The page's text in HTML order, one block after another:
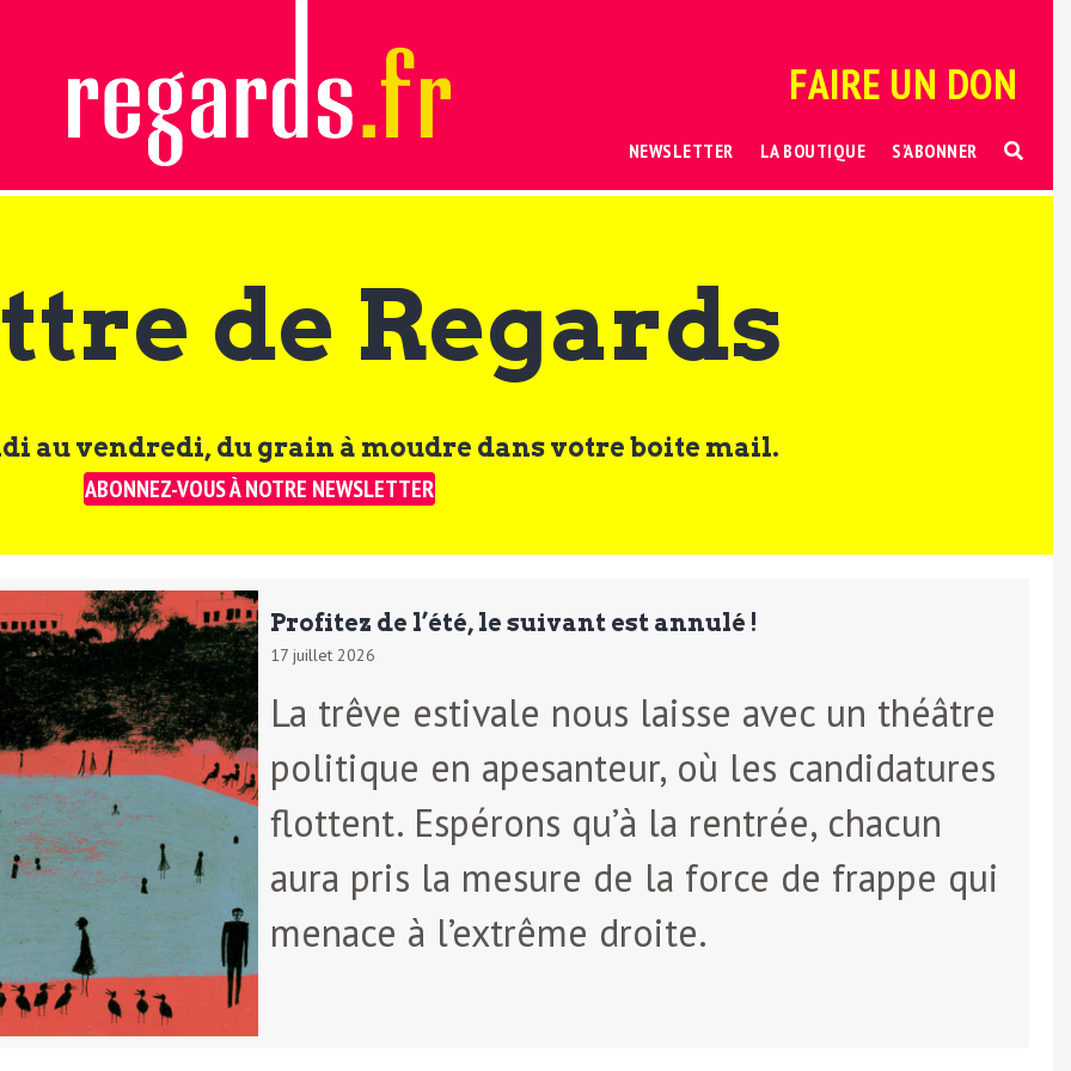
FAIRE UN DON
NEWSLETTER LA BOUTIQUE S’ABONNER
de Regards
au vendredi, du grain à moudre dans votre boite mail.
ABONNEZ-VOUS À NOTRE NEWSLETTER
Profitez de l’été, le suivant est annulé !
17 juillet 2026
La trêve estivale nous laisse avec un théâtre
politique en apesanteur, où les candidatures
flottent. Espérons qu’à la rentrée, chacun
aura pris la mesure de la force de frappe qui
menace à l’extrême droite.